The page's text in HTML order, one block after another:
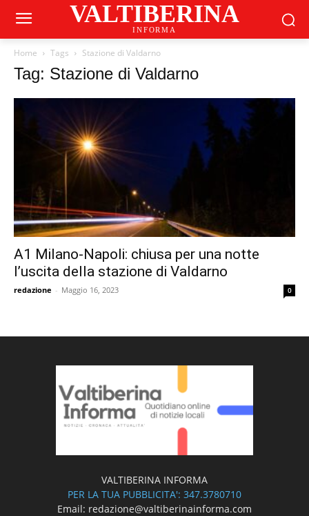
VALTIBERINA
INFORMA
Home Tags Stazione di Valdarno
Tag: Stazione di Valdarno
A1 Milano-Napoli: chiusa per una notte
l’uscita della stazione di Valdarno
redazione - Maggio 16, 2023 0
VALTIBERINA INFORMA
PER LA TUA PUBBLICITA': 347.3780710
Email: redazione@valtiberinainforma.com